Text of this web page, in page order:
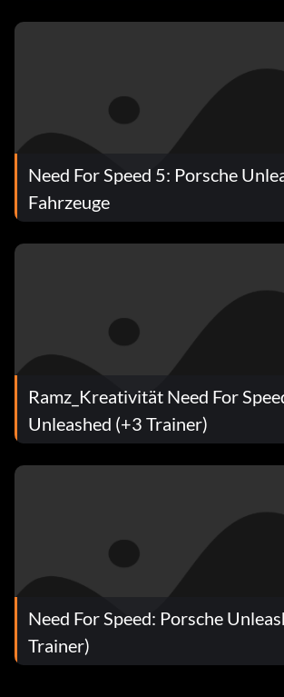
Need For Speed 5: Porsche
Fahrzeuge
Ramz_Kreativität Need For
Unleashed (+3 Trainer)
Need For Speed: Porsche
Trainer)